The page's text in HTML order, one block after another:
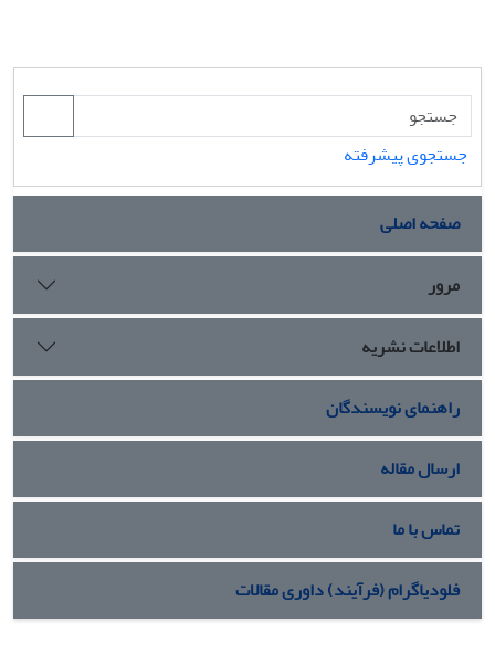
جستجوی پیشرفته
صفحه اصلی
مرور
اطلاعات نشریه
راهنمای نویسندگان
ارسال مقاله
تماس با ما
فلودیاگرام (فرآیند) داوری مقالات